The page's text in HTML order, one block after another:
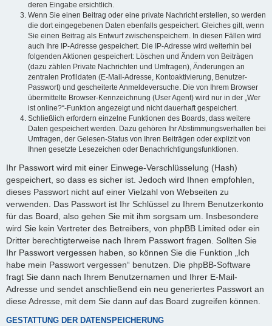
deren Eingabe ersichtlich.
Wenn Sie einen Beitrag oder eine private Nachricht erstellen, so werden
die dort eingegebenen Daten ebenfalls gespeichert. Gleiches gilt, wenn
Sie einen Beitrag als Entwurf zwischenspeichern. In diesen Fällen wird
auch Ihre IP-Adresse gespeichert. Die IP-Adresse wird weiterhin bei
folgenden Aktionen gespeichert: Löschen und Ändern von Beiträgen
(dazu zählen Private Nachrichten und Umfragen), Änderungen an
zentralen Profildaten (E-Mail-Adresse, Kontoaktivierung, Benutzer-
Passwort) und gescheiterte Anmeldeversuche. Die von Ihrem Browser
übermittelte Browser-Kennzeichnung (User Agent) wird nur in der „Wer
ist online?“-Funktion angezeigt und nicht dauerhaft gespeichert.
Schließlich erfordern einzelne Funktionen des Boards, dass weitere
Daten gespeichert werden. Dazu gehören Ihr Abstimmungsverhalten bei
Umfragen, der Gelesen-Status von Ihren Beiträgen oder explizit von
Ihnen gesetzte Lesezeichen oder Benachrichtigungsfunktionen.
Ihr Passwort wird mit einer Einwege-Verschlüsselung (Hash)
gespeichert, so dass es sicher ist. Jedoch wird Ihnen empfohlen,
dieses Passwort nicht auf einer Vielzahl von Webseiten zu
verwenden. Das Passwort ist Ihr Schlüssel zu Ihrem Benutzerkonto
für das Board, also gehen Sie mit ihm sorgsam um. Insbesondere
wird Sie kein Vertreter des Betreibers, von phpBB Limited oder ein
Dritter berechtigterweise nach Ihrem Passwort fragen. Sollten Sie
Ihr Passwort vergessen haben, so können Sie die Funktion „Ich
habe mein Passwort vergessen“ benutzen. Die phpBB-Software
fragt Sie dann nach Ihrem Benutzernamen und Ihrer E-Mail-
Adresse und sendet anschließend ein neu generiertes Passwort an
diese Adresse, mit dem Sie dann auf das Board zugreifen können.
GESTATTUNG DER DATENSPEICHERUNG